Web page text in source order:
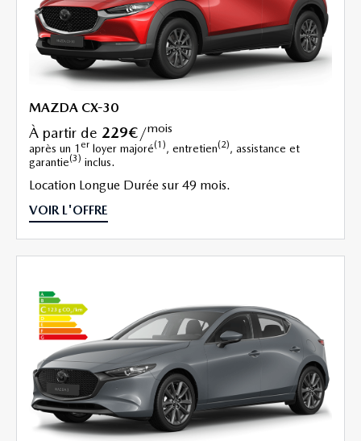
MAZDA CX-30
à partir de 229€/mois
après un 1 er loyer majoré(1), entretien(2), assistance et
garantie(3) inclus.
Location Longue Durée sur 49 mois.
VOIR L'OFFRE